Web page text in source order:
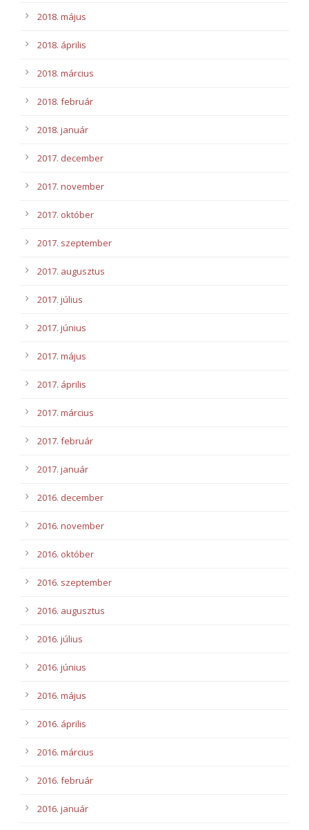
2018. május
2018. április
2018. március
2018. február
2018. január
2017. december
2017. november
2017. október
2017. szeptember
2017. augusztus
2017. július
2017. június
2017. május
2017. április
2017. március
2017. február
2017. január
2016. december
2016. november
2016. október
2016. szeptember
2016. augusztus
2016. július
2016. június
2016. május
2016. április
2016. március
2016. február
2016. január